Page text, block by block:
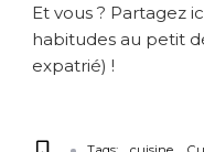
Et vous ? Partagez
habitudes au petit
expatrié) !